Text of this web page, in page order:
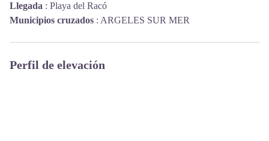
Llegada : Playa del Racó
Municipios cruzados : ARGELES SUR MER
Perfil de elevación